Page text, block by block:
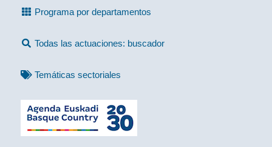
Programa por departamentos
Todas las actuaciones: buscador
Temáticas sectoriales